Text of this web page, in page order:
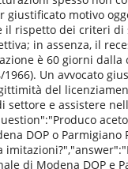
giustificato motivo
il rispetto dei criteri di
in assenza, il
è 60 giorni dalla
Un avvocato
del
settore e assistere
DOP o Parmigiano
di Modena DOP e